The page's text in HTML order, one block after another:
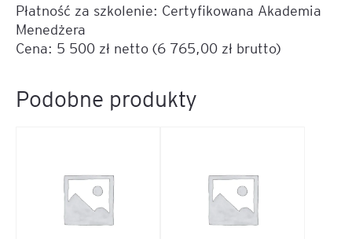
Płatność za szkolenie: Certyfikowana Akademia
Menedżera
Cena: 5 500 zł netto (6 765,00 zł brutto)
Podobne produkty